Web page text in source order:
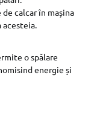
calcar în mașina
acesteia.
o spălare
energie și